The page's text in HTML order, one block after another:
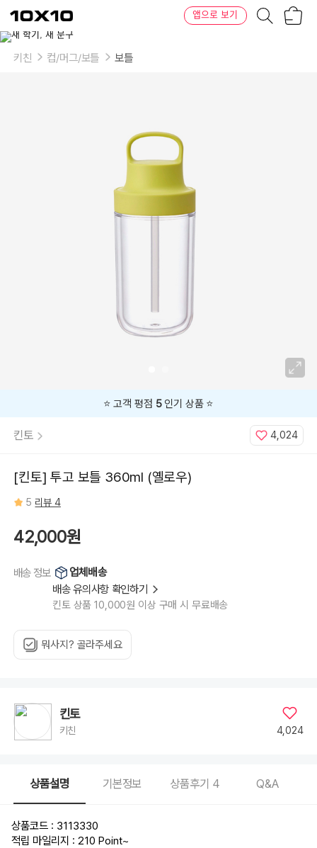
텐
바
텐
앱으로 보기
키친 컵/머그/보틀 보틀
⭐️ 고객 평점 5인기 상품 ⭐️
킨토 4,024
[킨토] 투고 보틀 360ml (옐로우)
5 리뷰 4
42,000원
배송 정보
업체배송
배송 유의사항 확인하기
킨토 상품 10,000원 이상 구매 시 무료배송
뭐사지? 골라주세요
킨토
키친 4,024
상품설명 기본정보 상품후기 4 Q&A
상품코드 : 3113330
적립 마일리지 : 210 Point~